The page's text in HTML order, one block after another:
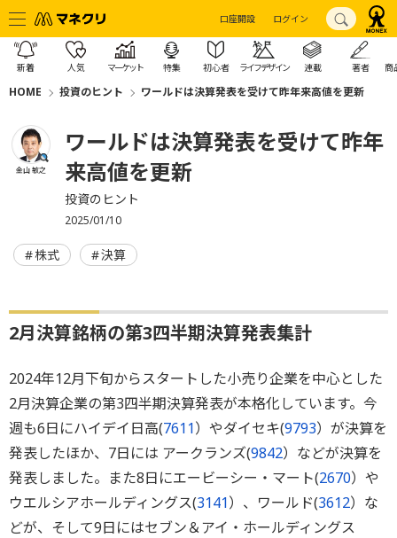
口座開設 ログイン
新着 人気 マーケット 特集 初心者 ライフデザイン 連載 著者 商
HOME 投資のヒント ワールドは決算発表を受けて昨年来高値を更新
金山 敏之
ワールドは決算発表を受けて昨年
来高値を更新
投資のヒント
2025/01/10
株式 決算
2月決算銘柄の第3四半期決算発表集計
2024年12月下旬からスタートした小売り企業を中心とした
2月決算企業の第3四半期決算発表が本格化しています。今
週も6日にハイデイ日高(7611）やダイセキ(9793）が決算を
発表したほか、7日には アークランズ(9842）などが決算を
発表しました。また8日にエービーシー・マート(2670）や
ウエルシアホールディングス(3141）、ワールド(3612）な
どが、そして9日にはセブン＆アイ・ホールディングス